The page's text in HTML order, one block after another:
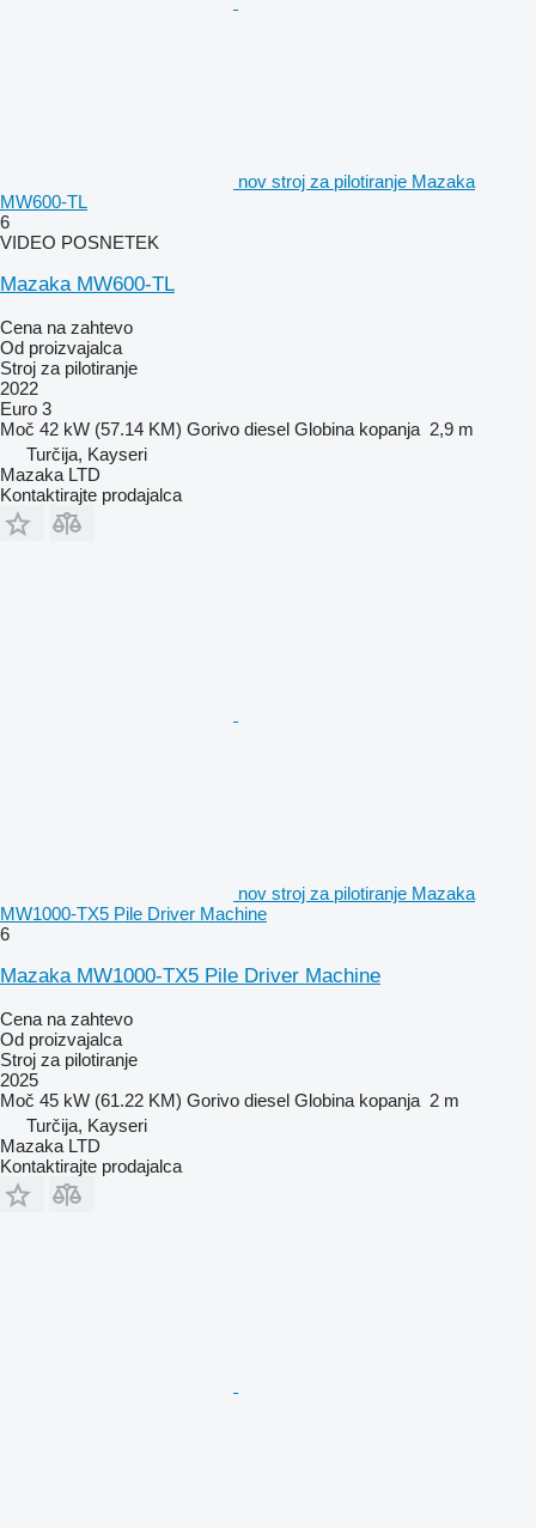
nov stroj za pilotiranje Mazaka
MW600-TL
6
VIDEO POSNETEK
Mazaka MW600-TL
Cena na zahtevo
Od proizvajalca
Stroj za pilotiranje
2022
Euro 3
Moč 42 kW (57.14 KM) Gorivo diesel Globina kopanja 2,9 m
Turčija, Kayseri
Mazaka LTD
Kontaktirajte prodajalca
nov stroj za pilotiranje Mazaka
MW1000-TX5 Pile Driver Machine
6
Mazaka MW1000-TX5 Pile Driver Machine
Cena na zahtevo
Od proizvajalca
Stroj za pilotiranje
2025
Moč 45 kW (61.22 KM) Gorivo diesel Globina kopanja 2 m
Turčija, Kayseri
Mazaka LTD
Kontaktirajte prodajalca